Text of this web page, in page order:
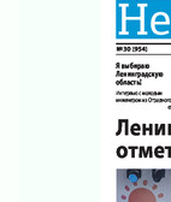
Не оставят
05 августа 2026
На
04 августа 2026
Итоги
Кадрового
04 августа 2026